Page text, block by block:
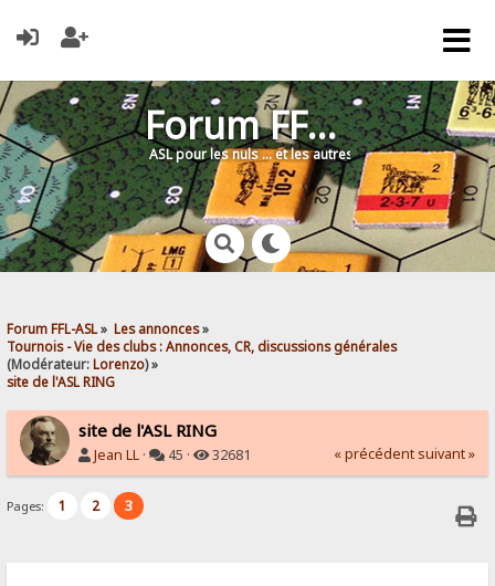
Forum FFL-ASL
ASL pour les nuls … et les autres !
Forum FFL-ASL» Les annonces»
Tournois - Vie des clubs : Annonces, CR, discussions générales
(Modérateur:Lorenzo) »
site de l'ASL RING
site de l'ASL RING
Jean LL · 45 · 32681 « précédent suivant »
Pages: 1 2 3